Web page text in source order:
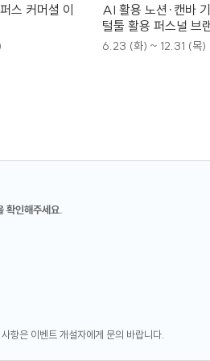
스 커머셜 이
AI 활용 노션·캔바
털툴 활용 퍼스널 브
6.23 (화) ~ 12.31 (목)
확인해주세요.
항은 이벤트 개설자에게 문의 바랍니다.